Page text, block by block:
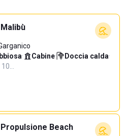
· Cabine· Doccia calda·
Beach